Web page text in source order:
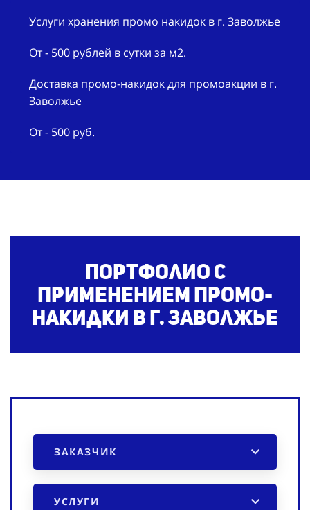
Услуги хранения промо накидок в г. Заволжье
От - 500 рублей в сутки за м2.
Доставка промо-накидок для промоакции в г.
Заволжье
От - 500 руб.
Портфолио с
применением промо-
накидки в г. Заволжье
ЗАКАЗЧИК
УСЛУГИ